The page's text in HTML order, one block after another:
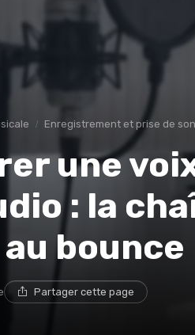
Enregistrement et prise de son
une
: la
bounce
Partager cette page